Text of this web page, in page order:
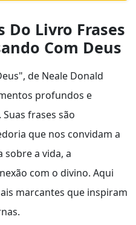
Do Livro Frases
Com Deus
de Neale Donald
profundos e
frases são
que nos convidam a
a vida, a
com o divino. Aqui
marcantes que inspiram